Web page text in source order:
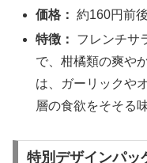
価格： 約160円前後
特徴：
フレンチサ
で、柑橘類の爽や
は、ガーリックや
層の食欲をそそる
特別デザインパッ